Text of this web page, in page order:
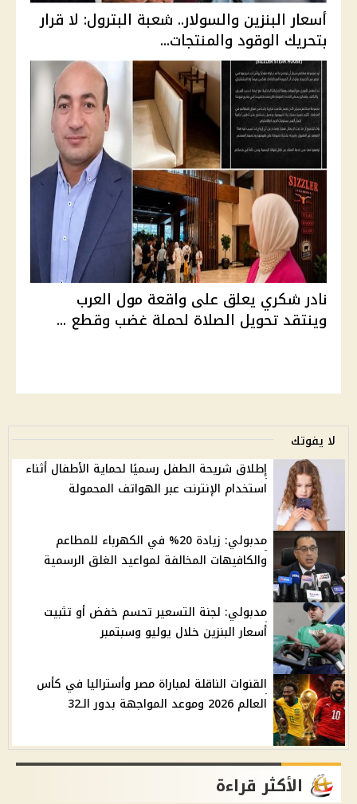
أسعار البنزين والسولار.. شعبة البترول: لا قرار
بتحريك الوقود والمنتجات...
نادر شكري يعلق على واقعة مول العرب
وينتقد تحويل الصلاة لحملة غضب وقطع ...
لا يفوتك
إطلاق شريحة الطفل رسميًا لحماية الأطفال أثناء
استخدام الإنترنت عبر الهواتف المحمولة
مدبولي: زيادة 20% في الكهرباء للمطاعم
والكافيهات المخالفة لمواعيد الغلق الرسمية
مدبولي: لجنة التسعير تحسم خفض أو تثبيت
أسعار البنزين خلال يوليو وسبتمبر
القنوات الناقلة لمباراة مصر وأستراليا في كأس
العالم 2026 وموعد المواجهة بدور الـ32
الأكثر قراءة